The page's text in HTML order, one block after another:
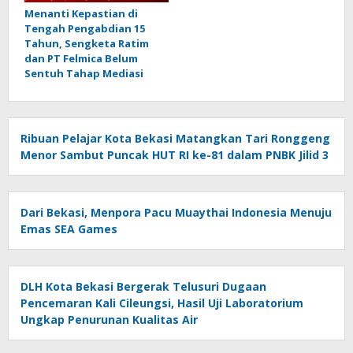
Menanti Kepastian di
Tengah Pengabdian 15
Tahun, Sengketa Ratim
dan PT Felmica Belum
Sentuh Tahap Mediasi
Ribuan Pelajar Kota Bekasi Matangkan Tari Ronggeng
Menor Sambut Puncak HUT RI ke-81 dalam PNBK Jilid 3
Dari Bekasi, Menpora Pacu Muaythai Indonesia Menuju
Emas SEA Games
DLH Kota Bekasi Bergerak Telusuri Dugaan
Pencemaran Kali Cileungsi, Hasil Uji Laboratorium
Ungkap Penurunan Kualitas Air